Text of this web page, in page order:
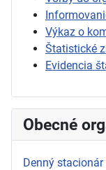
Výkaz o
Štatistické
Evidencia
Obecné
Denný stacionár